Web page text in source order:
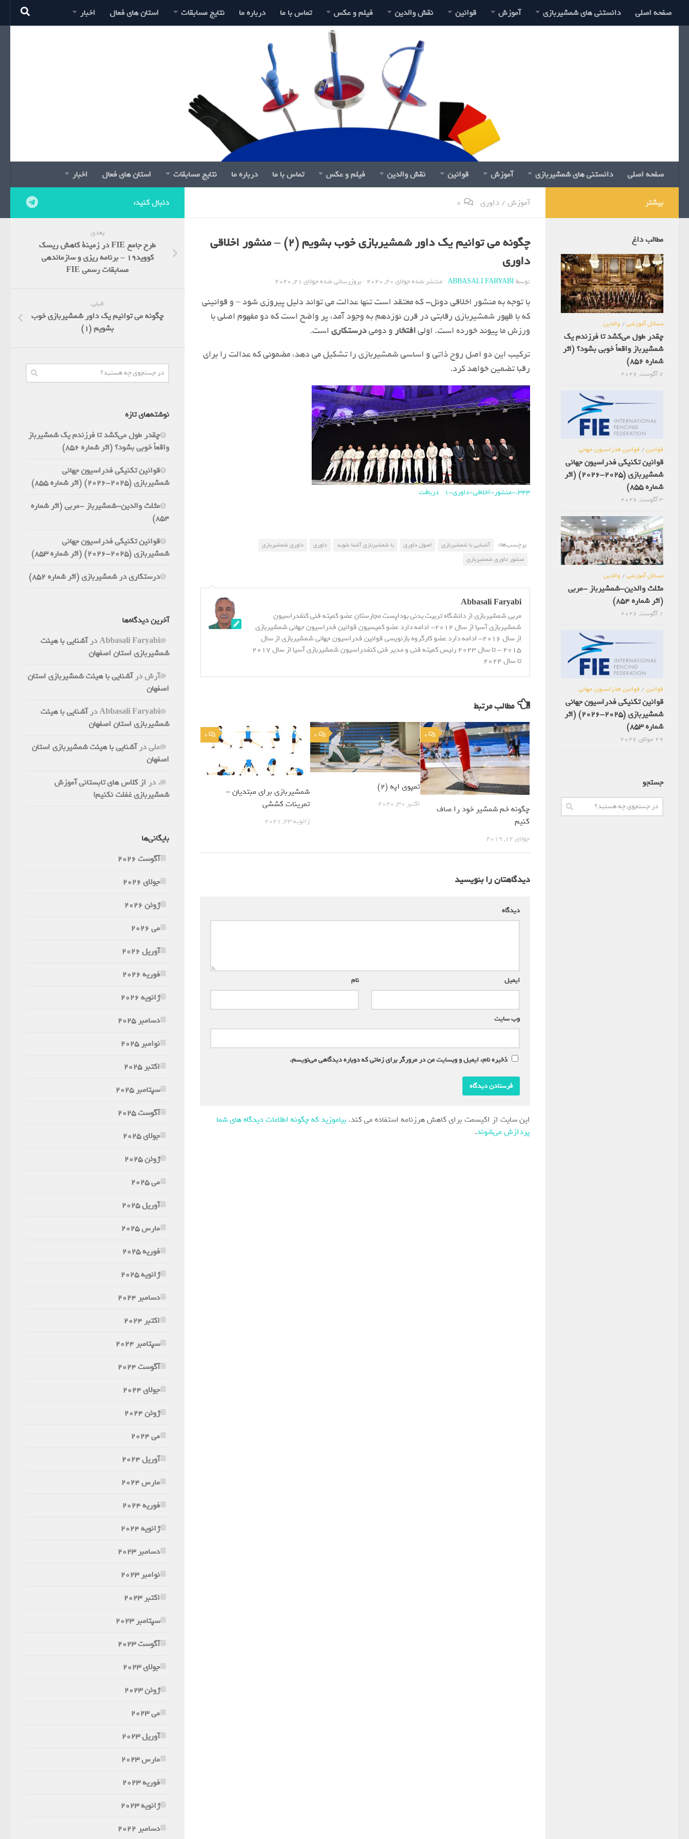
صفحه اصلی دانستنی های شمشیربازی آموزش قوانین نقش والدین فیلم و عکس تماس با ما درباره ما نتایج مسابقات استان های فعال اخبار
صفحه اصلی دانستنی های شمشیربازی آموزش قوانین نقش والدین فیلم و عکس تماس با ما درباره ما نتایج مسابقات استان های فعال اخبار
آموزش / داوری 0
چگونه می توانیم یک داور شمشیربازی خوب بشویم (2) – منشور اخلاقی
داوری
توسطABBASALI FARYABI · منتشر شدهجولای 20, 2020 · بروزرسانی شدهجولای 21, 2020
با توجه به منشور اخلاقی دوئل- که معتقد است تنها عدالت می تواند دلیل پیروزی شود – و قوانینی
که با ظهور شمشیربازی رقابتی در قرن نوزدهم به وجود آمد، پر واضح است که دو مفهوم اصلی با
ورزش ما پیوند خورده است. اولیافتخارو دومیدرستکاریاست.
ترکیب این دو اصل روح ذاتی و اساسی شمشیربازی را تشکیل می دهد، مضمونی که عدالت را برای
رقبا تضمین خواهد کرد.
343.-منشور-اخلاقی-داوری-1 دریافت
برچسب‌ها: آشنایی با شمشیربازی اصول داوری با شمشیربازی آشنا شوید داوری
داوری شمشیربازی
منشور داوری شمشیربازی
Abbasali Faryabi
مربی شمشیربازی از دانشگاه تربیت بدنی بوداپست مجارستان عضو کمیته فنی کنفدراسیون
شمشیربازی آسیا از سال 2012- ادامه دارد عضو کمیسیون قوانین فدراسیون جهانی شمشیربازی
از سال 2016- ادامه دارد عضو کارگروه بازنویسی قوانین فدراسیون جهانی شمشیربازی از سال
2015 - تا سال 2023 رئیس کمیته فنی و مدیر فنی کنفدراسیون شمشیربازی آسیا از سال 2017
تا سال 2024
مطالب مرتبط
0
چگونه خم شمشیر خود را صاف
کنیم
جولای 12, 2019
0
تمپوی اپه (2)
اکتبر 30, 2020
0
شمشیربازی برای مبتدیان –
تمرینات کششی
ژانویه 23, 2021
دیدگاهتان را بنویسید
دیدگاه
نام ایمیل
وب‌ سایت
ذخیره نام، ایمیل و وبسایت من در مرورگر برای زمانی که دوباره دیدگاهی می‌نویسم.
این سایت از اکیسمت برای کاهش هرزنامه استفاده می کند. بیاموزید که چگونه اطلاعات دیدگاه های شما
پردازش می‌شوند.
دنبال کنید:
بعدی
طرح جامع FIE در زمینة کاهش ریسک
کووید19 – برنامه ریزی و سازماندهی
مسابقات رسمی FIE
قبلی
چگونه می توانیم یک داور شمشیربازی خوب
بشویم (1)
نوشته‌های تازه
چقدر طول می‌کشد تا فرزندم یک شمشیرباز
واقعاً خوبی بشود؟ (اثر شماره 856)
قوانین تکنیکی فدراسیون جهانی
شمشیربازی (2025-2026) (اثر شماره 855)
مثلث والدین-شمشیرباز -مربی (اثر شماره
854)
قوانین تکنیکی فدراسیون جهانی
شمشیربازی (2025-2026) (اثر شماره 853)
درستکاری در شمشیربازی (اثر شماره 852)
آخرین دیدگاه‌ها
Abbasali Faryabiدرآشنایی با هیئت
شمشیربازی استان اصفهان
آرشدرآشنایی با هیئت شمشیربازی استان
اصفهان
Abbasali Faryabiدرآشنایی با هیئت
شمشیربازی استان اصفهان
علیدرآشنایی با هیئت شمشیربازی استان
اصفهان
. در از کلاس های تابستانی آموزش
شمشیربازی غفلت نکنیم!
بایگانی‌ها
آگوست 2026
جولای 2026
ژوئن 2026
می 2026
آوریل 2026
فوریه 2026
ژانویه 2026
دسامبر 2025
نوامبر 2025
اکتبر 2025
سپتامبر 2025
آگوست 2025
جولای 2025
ژوئن 2025
می 2025
آوریل 2025
مارس 2025
فوریه 2025
ژانویه 2025
دسامبر 2024
اکتبر 2024
سپتامبر 2024
آگوست 2024
جولای 2024
ژوئن 2024
می 2024
آوریل 2024
مارس 2024
فوریه 2024
ژانویه 2024
دسامبر 2023
نوامبر 2023
اکتبر 2023
سپتامبر 2023
آگوست 2023
جولای 2023
ژوئن 2023
می 2023
آوریل 2023
مارس 2023
فوریه 2023
ژانویه 2023
دسامبر 2022
بیشتر
مطالب داغ
مسائل آموزشی/ والدین
چقدر طول می‌کشد تا فرزندم یک
شمشیرباز واقعاً خوبی بشود؟ (اثر
شماره 856)
7 آگوست, 2026
قوانین/ قوانین فدراسیون جهانی
قوانین تکنیکی فدراسیون جهانی
شمشیربازی (2025-2026) (اثر
شماره 855)
3 آگوست, 2026
مسائل آموزشی/ والدین
مثلث والدین-شمشیرباز -مربی
(اثر شماره 854)
1 آگوست, 2026
قوانین/ قوانین فدراسیون جهانی
قوانین تکنیکی فدراسیون جهانی
شمشیربازی (2025-2026) (اثر
شماره 853)
29 جولای, 2026
جستجو